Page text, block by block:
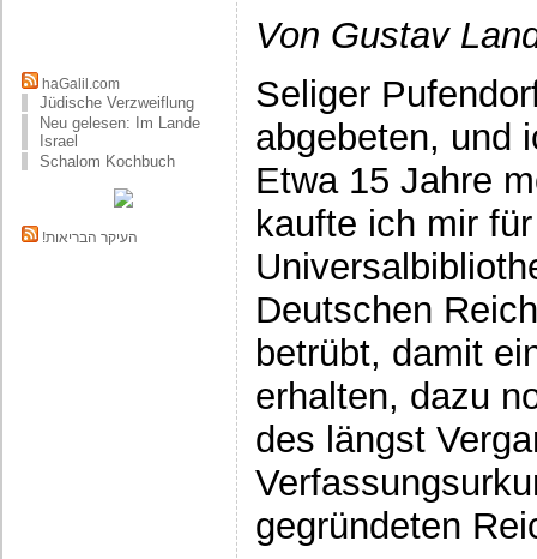
haGalil.com
Jüdische Verzweiflung
Neu gelesen: Im Lande
Israel
Schalom Kochbuch
!העיקר הבריאות
Von Gustav
Seliger
abgebeten, und
Etwa 15 Jahre
kaufte ich mir
Deutschen
betrübt, damit
erhalten, dazu
des längst
gegründeten